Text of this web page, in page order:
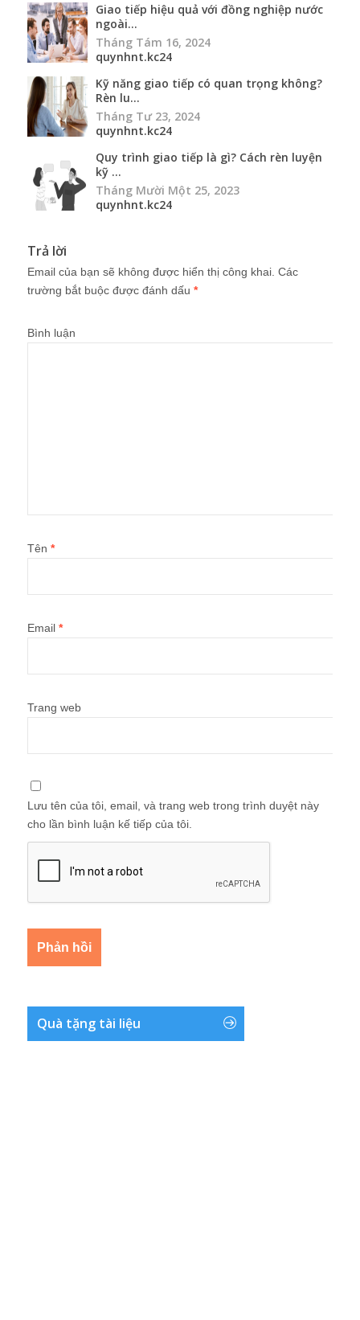
Giao tiếp hiệu quả với đồng nghiệp nước
ngoài...
Tháng Tám 16, 2024
quynhnt.kc24
Kỹ năng giao tiếp có quan trọng không?
Rèn lu...
Tháng Tư 23, 2024
quynhnt.kc24
Quy trình giao tiếp là gì? Cách rèn luyện
kỹ ...
Tháng Mười Một 25, 2023
quynhnt.kc24
Trả lời
Email của bạn sẽ không được hiển thị công khai. Các
trường bắt buộc được đánh dấu *
Bình luận
Tên *
Email *
Trang web
Lưu tên của tôi, email, và trang web trong trình duyệt này
cho lần bình luận kế tiếp của tôi.
Quà tặng tài liệu